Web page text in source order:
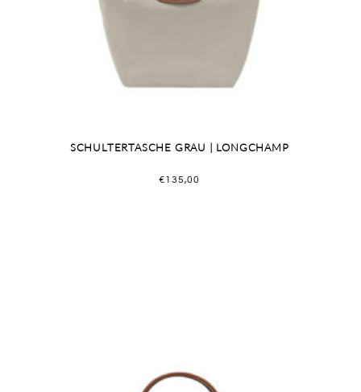
SCHULTERTASCHE GRAU | LONGCHAMP
€135,00